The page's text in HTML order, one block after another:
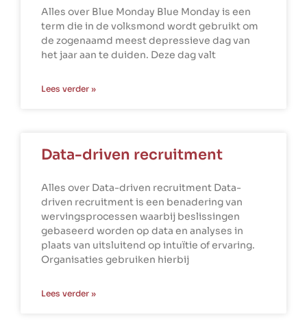
Alles over Blue Monday Blue Monday is een
term die in de volksmond wordt gebruikt om
de zogenaamd meest depressieve dag van
het jaar aan te duiden. Deze dag valt
Lees verder »
Data-driven recruitment
Alles over Data-driven recruitment Data-
driven recruitment is een benadering van
wervingsprocessen waarbij beslissingen
gebaseerd worden op data en analyses in
plaats van uitsluitend op intuïtie of ervaring.
Organisaties gebruiken hierbij
Lees verder »